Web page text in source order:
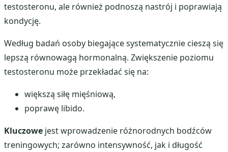
testosteronu, ale również podnoszą nastrój i poprawiają
kondycję.
Według badań osoby biegające systematycznie cieszą się
lepszą równowagą hormonalną. Zwiększenie poziomu
testosteronu może przekładać się na:
większą siłę mięśniową,
poprawę libido.
Kluczowe jest wprowadzenie różnorodnych bodźców
treningowych; zarówno intensywność, jak i długość